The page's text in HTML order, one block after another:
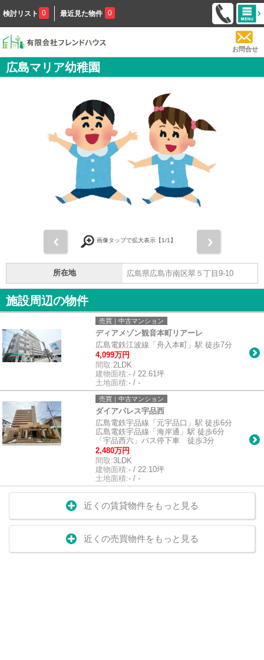
検討リスト 0 最近見た物件 0
お問合せ
広島マリア幼稚園
画像タップで拡大表示【1/1】
所在地 広島県広島市南区翠５丁目9-10
施設周辺の物件
売買｜中古マンション
ディアメゾン観音本町リアーレ
広島電鉄江波線「舟入本町」駅 徒歩7分
4,099万円
間取:2LDK
建物面積:- / 22.61坪
土地面積:- / -
売買｜中古マンション
ダイアパレス宇品西
広島電鉄宇品線「元宇品口」駅 徒歩6分
広島電鉄宇品線「海岸通」駅 徒歩6分
「宇品西六」バス停下車 徒歩3分
2,480万円
間取:3LDK
建物面積:- / 22.10坪
土地面積:- / -
近くの賃貸物件をもっと見る
近くの売買物件をもっと見る